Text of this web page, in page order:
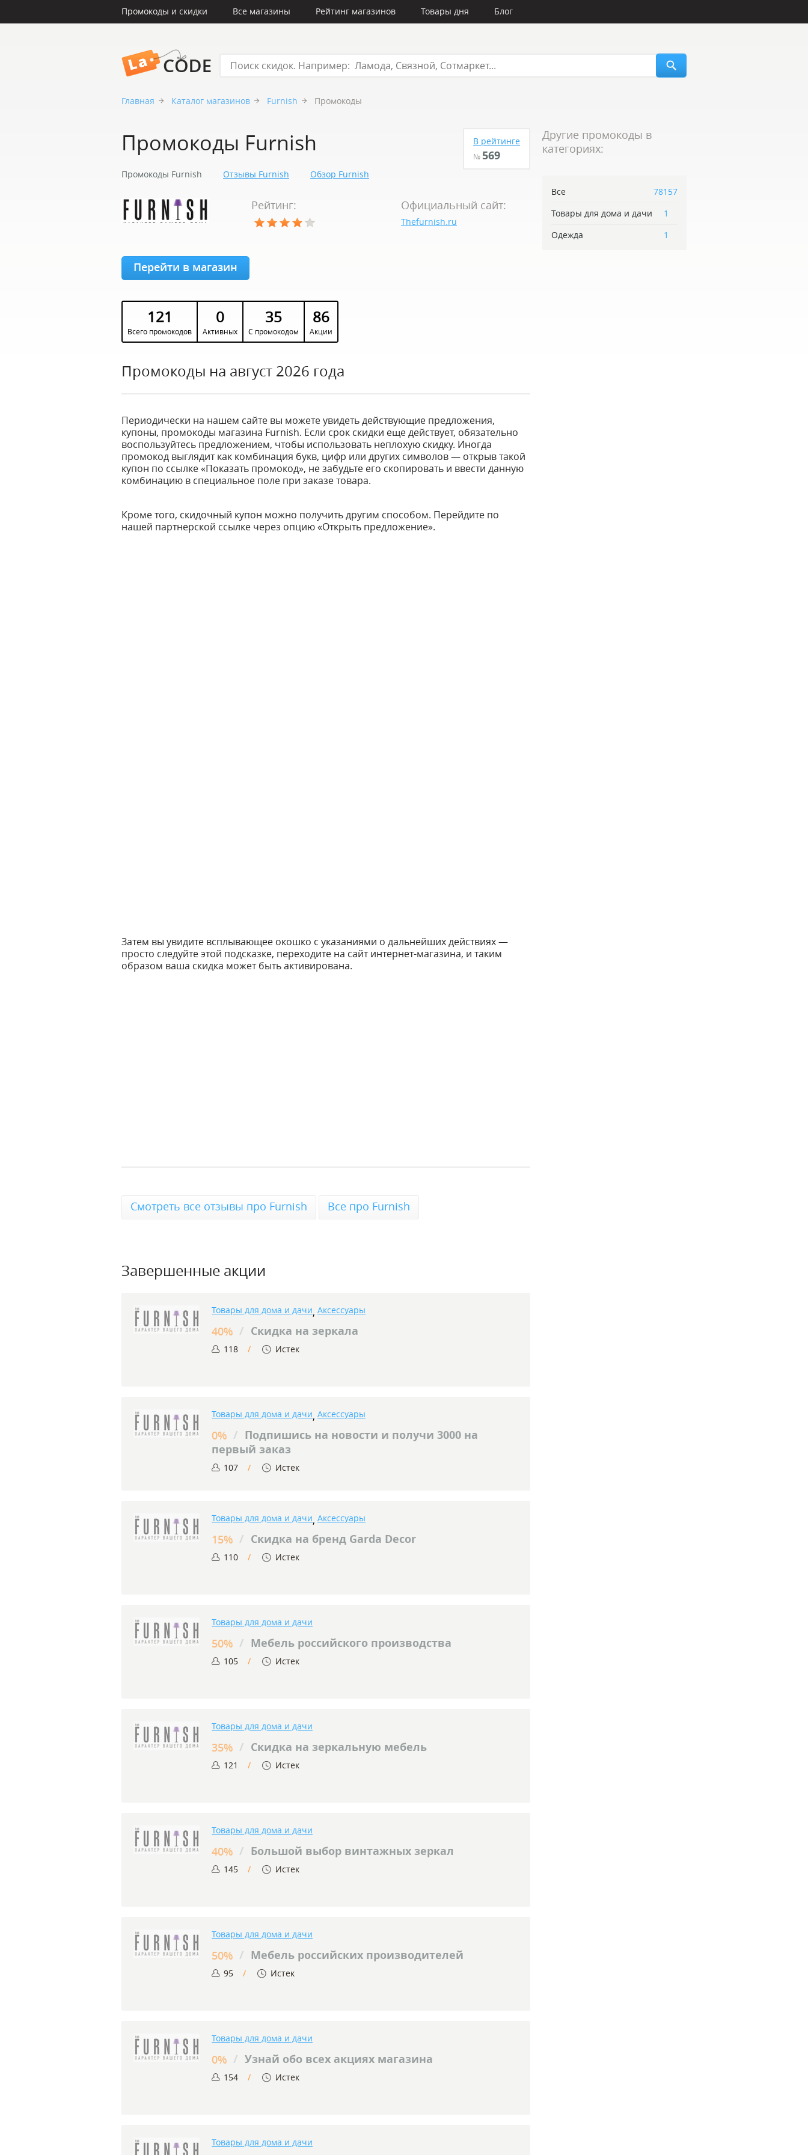
Промокоды и скидки Все магазины Рейтинг магазинов Товары дня Блог
Главная Каталог магазинов Furnish Промокоды
Промокоды Furnish В рейтинге
№ 569
Промокоды Furnish Отзывы Furnish Обзор Furnish
Рейтинг: Официальный сайт:
Thefurnish.ru
Перейти в магазин
121
Всего промокодов
0
Активных
35
С промокодом
86
Акции
Промокоды на август 2026 года
Периодически на нашем сайте вы можете увидеть действующие предложения,
купоны, промокоды магазина Furnish. Если срок скидки еще действует, обязательно
воспользуйтесь предложением, чтобы использовать неплохую скидку. Иногда
промокод выглядит как комбинация букв, цифр или других символов — открыв такой
купон по ссылке «Показать промокод», не забудьте его скопировать и ввести данную
комбинацию в специальное поле при заказе товара.
Кроме того, скидочный купон можно получить другим способом. Перейдите по
нашей партнерской ссылке через опцию «Открыть предложение».
Затем вы увидите всплывающее окошко с указаниями о дальнейших действиях —
просто следуйте этой подсказке, переходите на сайт интернет-магазина, и таким
образом ваша скидка может быть активирована.
Смотреть все отзывы про Furnish Все про Furnish
Завершенные акции
Товары для дома и дачи, Аксессуары
40% / Скидка на зеркала
118 Истек
Товары для дома и дачи, Аксессуары
0% / Подпишись на новости и получи 3000 на
первый заказ
107 Истек
Товары для дома и дачи, Аксессуары
15% / Скидка на бренд Garda Decor
110 Истек
Товары для дома и дачи
50% / Мебель российского производства
105 Истек
Товары для дома и дачи
35% / Скидка на зеркальную мебель
121 Истек
Товары для дома и дачи
40% / Большой выбор винтажных зеркал
145 Истек
Товары для дома и дачи
50% / Мебель российских производителей
95 Истек
Товары для дома и дачи
0% / Узнай обо всех акциях магазина
154 Истек
Товары для дома и дачи
Другие промокоды в
категориях:
Все
78157
Товары для дома и дачи
1
Одежда
1